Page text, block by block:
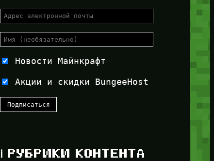
Новости Майнкрафт
Акции и скидки BungeeHost
ℹ️ РУБРИКИ КОНТЕНТА